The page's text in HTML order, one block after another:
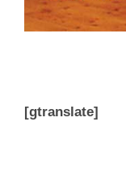
[gtranslate]